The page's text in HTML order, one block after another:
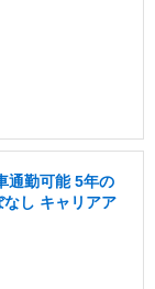
通勤可能 5年の
し キャリアア